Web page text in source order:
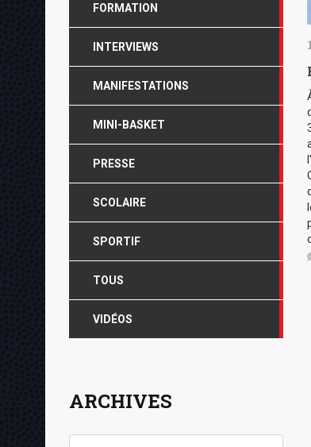
FORMATION
INTERVIEWS
MANIFESTATIONS
MINI-BASKET
PRESSE
SCOLAIRE
SPORTIF
TOUS
VIDÉOS
ARCHIVES